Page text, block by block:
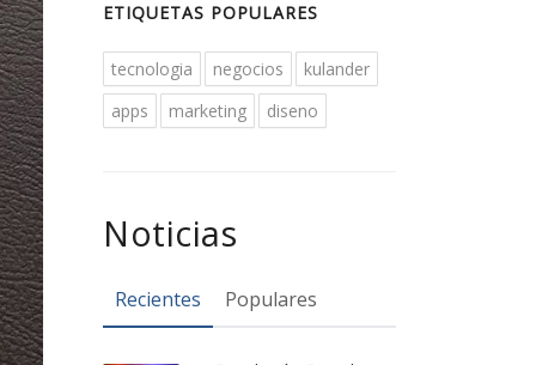
ETIQUETAS POPULARES
tecnologia negocios
kulander
apps
marketing diseno
Noticias
Recientes Populares